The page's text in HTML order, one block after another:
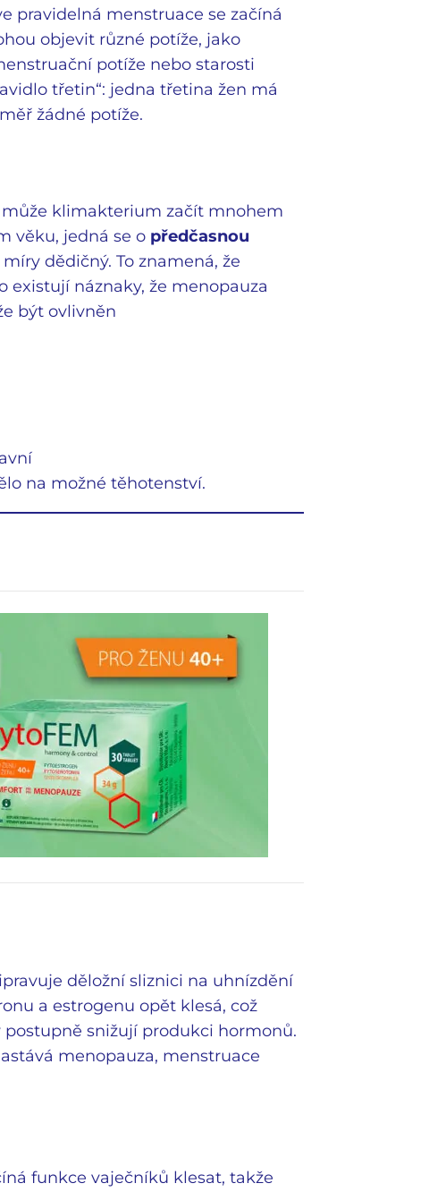
pravidelná menstruace se začíná
objevit různé potíže, jako
potíže nebo starosti
třetin“: jedna třetina žen má
žádné potíže.
může klimakterium začít mnohem
věku, jedná se o předčasnou
dědičný. To znamená, že
náznaky, že menopauza
být ovlivněn
na možné těhotenství.
děložní sliznici na uhnízdění
a estrogenu opět klesá, což
snižují produkci hormonů.
menopauza, menstruace
funkce vaječníků klesat, takže